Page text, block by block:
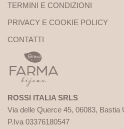
TERMINI E CONDIZIONI
PRIVACY E COOKIE POLICY
CONTATTI
ROSSI ITALIA SRLS
Via delle Querce 45, 06083, Bastia
P.Iva 03376180547